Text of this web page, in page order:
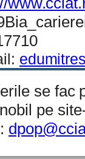
se fac
pe